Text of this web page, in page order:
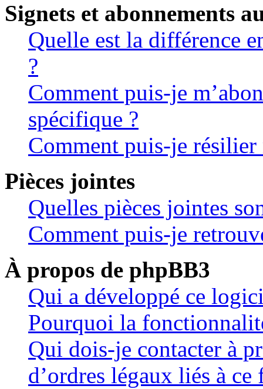
Signets et abonnements
Quelle est la différence
?
Comment puis-je
spécifique ?
Comment puis-je résilier
Pièces jointes
Quelles pièces jointes
Comment puis-je
À propos de phpBB3
Qui a développé ce
Pourquoi la
Qui dois-je contacter à
d’ordres légaux liés à ce